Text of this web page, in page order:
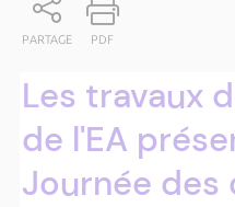
PARTAGE PDF
Les travaux
de l'EA
Journée